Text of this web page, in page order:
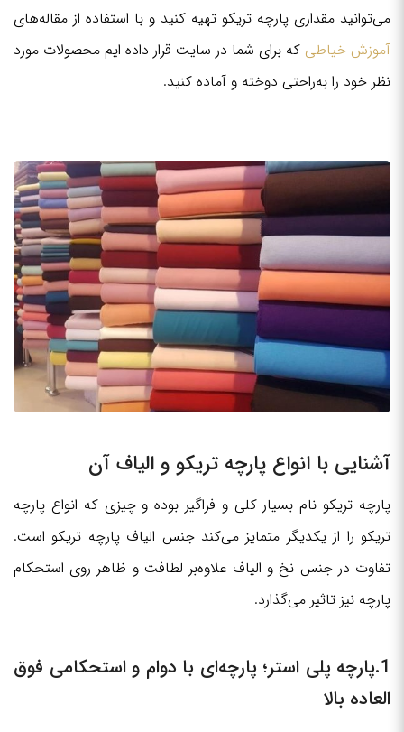
می‌توانید مقداری پارچه تریکو تهیه کنید و با استفاده از مقاله‌های
آموزش خیاطی که برای شما در سایت قرار داده ایم محصولات مورد
نظر خود را به‌راحتی دوخته و آماده کنید.
آشنایی با انواع پارچه تریکو و الیاف آن
پارچه تریکو نام بسیار کلی و فراگیر بوده و چیزی که انواع پارچه
تریکو را از یکدیگر متمایز می‌کند جنس الیاف پارچه تریکو است.
تفاوت در جنس نخ و الیاف علاوه‌بر لطافت و ظاهر روی استحکام
پارچه نیز تاثیر می‌گذارد.
1.پارچه پلی استر؛ پارچه‌ای با دوام و استحکامی فوق
العاده بالا